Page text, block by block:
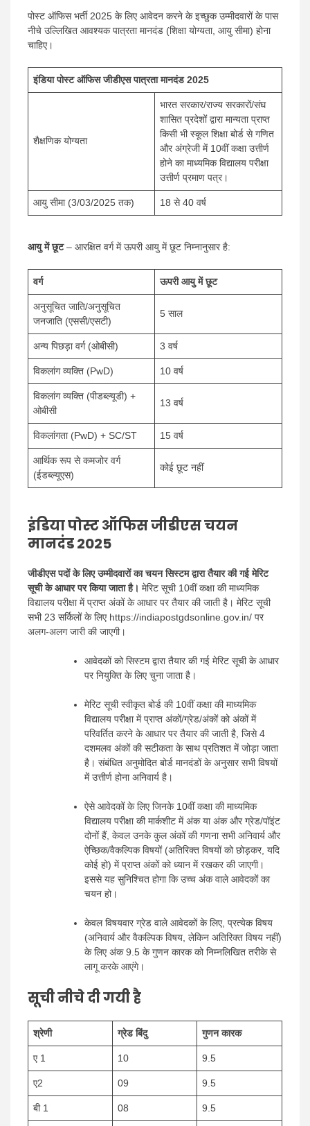
पोस्ट ऑफिस भर्ती 2025 के लिए आवेदन करने के इच्छुक उम्मीदवारों के पास
नीचे उल्लिखित आवश्यक पात्रता मानदंड (शिक्षा योग्यता, आयु सीमा) होना
चाहिए।
इंडिया पोस्ट ऑफिस जीडीएस पात्रता मानदंड 2025
शैक्षणिक योग्यता
भारत सरकार/राज्य सरकारों/संघ
शासित प्रदेशों द्वारा मान्यता प्राप्त
किसी भी स्कूल शिक्षा बोर्ड से गणित
और अंग्रेजी में 10वीं कक्षा उत्तीर्ण
होने का माध्यमिक विद्यालय परीक्षा
उत्तीर्ण प्रमाण पत्र।
आयु सीमा (3/03/2025 तक) 18 से 40 वर्ष
आयु में छूट– आरक्षित वर्ग में ऊपरी आयु में छूट निम्नानुसार है:
वर्ग ऊपरी आयु में छूट
अनुसूचित जाति/अनुसूचित
जनजाति (एससी/एसटी)
5 साल
अन्य पिछड़ा वर्ग (ओबीसी) 3 वर्ष
विकलांग व्यक्ति (PwD) 10 वर्ष
विकलांग व्यक्ति (पीडब्ल्यूडी) +
ओबीसी
13 वर्ष
विकलांगता (PwD) + SC/ST 15 वर्ष
आर्थिक रूप से कमजोर वर्ग
(ईडब्ल्यूएस)
कोई छूट नहीं
इंडिया पोस्ट ऑफिस जीडीएस चयन
मानदंड 2025
जीडीएस पदों के लिए उम्मीदवारों का चयन सिस्टम द्वारा तैयार की गई मेरिट
सूची के आधार पर किया जाता है। मेरिट सूची 10वीं कक्षा की माध्यमिक
विद्यालय परीक्षा में प्राप्त अंकों के आधार पर तैयार की जाती है। मेरिट सूची
सभी 23 सर्किलों के लिए https://indiapostgdsonline.gov.in/ पर
अलग-अलग जारी की जाएगी।
आवेदकों को सिस्टम द्वारा तैयार की गई मेरिट सूची के आधार
पर नियुक्ति के लिए चुना जाता है।
मेरिट सूची स्वीकृत बोर्ड की 10वीं कक्षा की माध्यमिक
विद्यालय परीक्षा में प्राप्त अंकों/ग्रेड/अंकों को अंकों में
परिवर्तित करने के आधार पर तैयार की जाती है, जिसे 4
दशमलव अंकों की सटीकता के साथ प्रतिशत में जोड़ा जाता
है। संबंधित अनुमोदित बोर्ड मानदंडों के अनुसार सभी विषयों
में उत्तीर्ण होना अनिवार्य है।
ऐसे आवेदकों के लिए जिनके 10वीं कक्षा की माध्यमिक
विद्यालय परीक्षा की मार्कशीट में अंक या अंक और ग्रेड/पॉइंट
दोनों हैं, केवल उनके कुल अंकों की गणना सभी अनिवार्य और
ऐच्छिक/वैकल्पिक विषयों (अतिरिक्त विषयों को छोड़कर, यदि
कोई हो) में प्राप्त अंकों को ध्यान में रखकर की जाएगी।
इससे यह सुनिश्चित होगा कि उच्च अंक वाले आवेदकों का
चयन हो।
केवल विषयवार ग्रेड वाले आवेदकों के लिए, प्रत्येक विषय
(अनिवार्य और वैकल्पिक विषय, लेकिन अतिरिक्त विषय नहीं)
के लिए अंक 9.5 के गुणन कारक को निम्नलिखित तरीके से
लागू करके आएंगे।
सूची नीचे दी गयी है
श्रेणी ग्रेड बिंदु गुणन कारक
ए 1 10 9.5
ए2 09 9.5
बी 1 08 9.5